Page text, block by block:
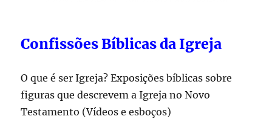
Confissões Bíblicas da Igreja
O que é ser Igreja? Exposições bíblicas sobre
figuras que descrevem a Igreja no Novo
Testamento (Vídeos e esboços)